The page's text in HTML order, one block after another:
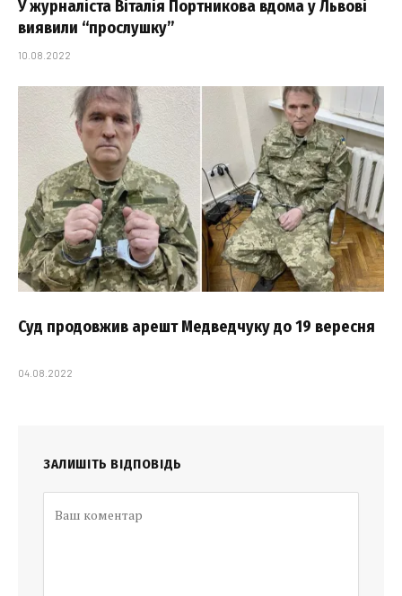
У журналіста Віталія Портникова вдома у Львові
виявили “прослушку”
10.08.2022
Суд продовжив арешт Медведчуку до 19 вересня
04.08.2022
ЗАЛИШІТЬ ВІДПОВІДЬ